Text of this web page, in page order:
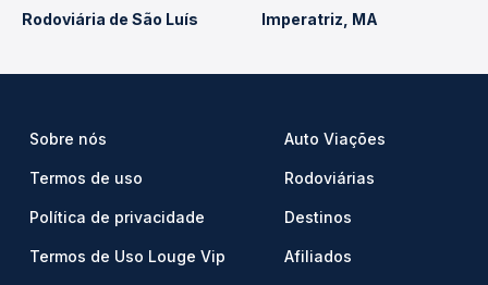
Rodoviária de São Luís Imperatriz, MA
Sobre nós
Termos de uso
Política de privacidade
Termos de Uso Louge Vip
Auto Viações
Rodoviárias
Destinos
Afiliados